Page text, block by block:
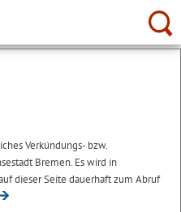
Verkündungs- bzw.
Bremen. Es wird in
dieser Seite dauerhaft zum Abruf